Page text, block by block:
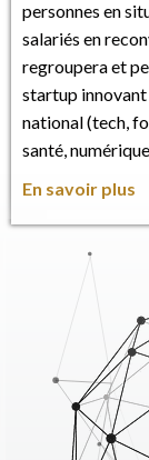
personnes en
salariés en
regroupera et
startup innovant
national (tech,
santé,
En savoir plus